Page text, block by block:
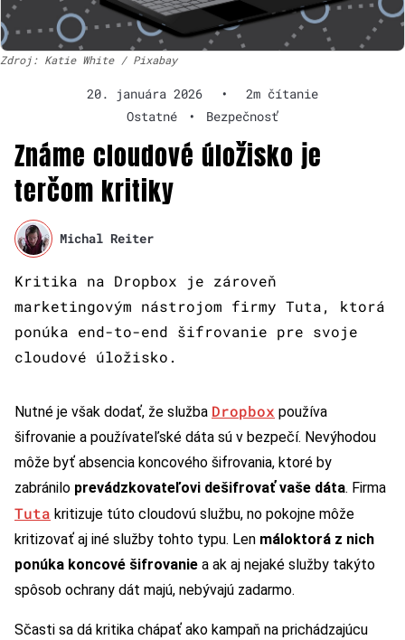
Zdroj: Katie White / Pixabay
20. januára 2026 •
2m čítanie
Ostatné
• Bezpečnosť
Známe cloudové úložisko je
terčom kritiky
Michal Reiter
Kritika na Dropbox je zároveň
marketingovým nástrojom firmy Tuta, ktorá
ponúka end-to-end šifrovanie pre svoje
cloudové úložisko.
Nutné je však dodať, že služba Dropbox používa
šifrovanie a používateľské dáta sú v bezpečí. Nevýhodou
môže byť absencia koncového šifrovania, ktoré by
zabránilo prevádzkovateľovi dešifrovať vaše dáta. Firma
Tuta kritizuje túto cloudovú službu, no pokojne môže
kritizovať aj iné služby tohto typu. Len máloktorá z nich
ponúka koncové šifrovanie a ak aj nejaké služby takýto
spôsob ochrany dát majú, nebývajú zadarmo.
Sčasti sa dá kritika chápať ako kampaň na prichádzajúcu